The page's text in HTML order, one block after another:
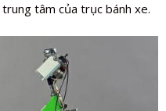
tâm của trục bánh xe.